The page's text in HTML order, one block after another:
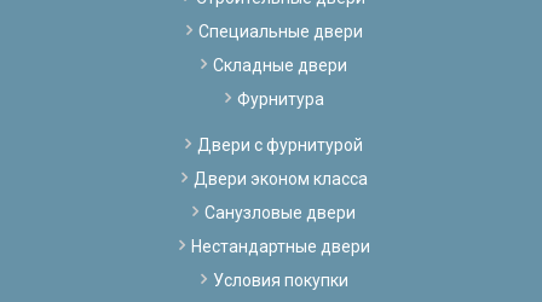
Специальные двери
Складные двери
Фурнитура
Двери с фурнитурой
Двери эконом класса
Санузловые двери
Нестандартные двери
Условия покупки